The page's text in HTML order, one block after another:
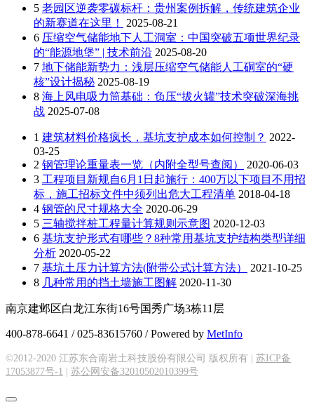
5 老园区逆袭零碳标杆：贵州案例拆解，传统建筑企业
的新赛道在这里！
2025-08-21
6 压缩空气储能地下人工洞室：中国突破五项世界纪录
的“能源地堡” | 技术前沿 2025-08-20
7 地下储能新势力：浅层压缩空气储能人工硐室的“硬
核”设计揭秘 2025-08-19
8 海上风电吸力筒基础：负压“拔火罐”技术突破深海挑
战 2025-07-08
1 建筑材料价格疯长，基坑支护成本如何控制？ 2022-
03-25
2 钢管理论重量表一览（内附全型号查阅）
2020-06-03
3 工程项目新规自6月1日起施行：400万以下项目不用招
标，施工招标文件中须列出危大工程清单 2018-04-18
4 钢管的尺寸规格大全 2020-06-29
5 三轴搅拌桩工程量计算规则示意图 2020-12-03
6 基坑支护形式有哪些？8种常用基坑支护结构类型详细
分析 2020-05-22
7 基坑土压力计算方法(附带公式计算方法）
2021-10-25
8 几种常用的挡土墙施工图解 2020-11-30
南京建邺区白龙江东街16号国秀广场3栋11层
400-878-6641 / 025-83615760 / Powered by MetInfo
©2012-2020 江苏东合南岩土科技股份有限公司 版权所有 | 苏ICP备
17053877号-1
苏公网安备32010502010399号